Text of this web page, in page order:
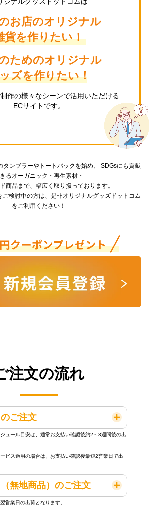
お店のオリジナル
貨を作りたい！
ためのオリジナル
ズを作りたい！
作の様々なシーンで活用いただける
ECサイトです。
タンブラーやトートバックを始め、 SDGsにも貢献
るオーガニック・再生素材・
商品まで、幅広く取り扱っております。
ご検討中の方は、是非オリジナルグッズドットコム
をご利用ください！
注文の流れ
ご注文
ュール目安は、通常お支払い確認後約2～3週間後の出
ビス適用の場合は、お支払い確認後最短2営業日で出
無地商品）のご注文
営業日の出荷となります。